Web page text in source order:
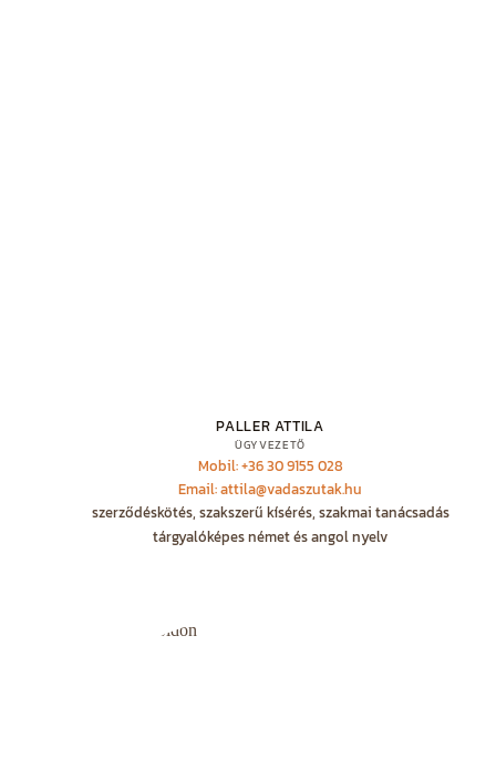
PALLER ATTILA
ÜGYVEZETŐ
Mobil: +36 30 9155 028
Email: attila@vadaszutak.hu
szerződéskötés, szakszerű kísérés, szakmai tanácsadás
tárgyalóképes német és angol nyelv